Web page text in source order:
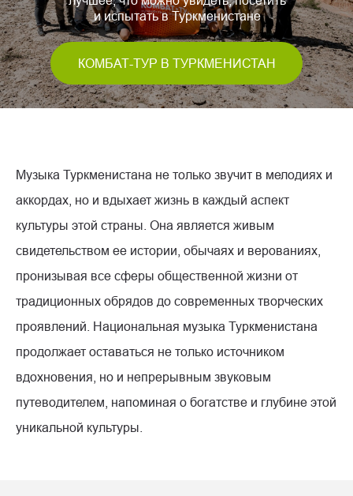
и испытать в Туркменистане
КОМБАТ-ТУР В ТУРКМЕНИСТАН
Музыка Туркменистана не только звучит в мелодиях и
аккордах, но и вдыхает жизнь в каждый аспект
культуры этой страны. Она является живым
свидетельством ее истории, обычаях и верованиях,
пронизывая все сферы общественной жизни от
традиционных обрядов до современных творческих
проявлений. Национальная музыка Туркменистана
продолжает оставаться не только источником
вдохновения, но и непрерывным звуковым
путеводителем, напоминая о богатстве и глубине этой
уникальной культуры.